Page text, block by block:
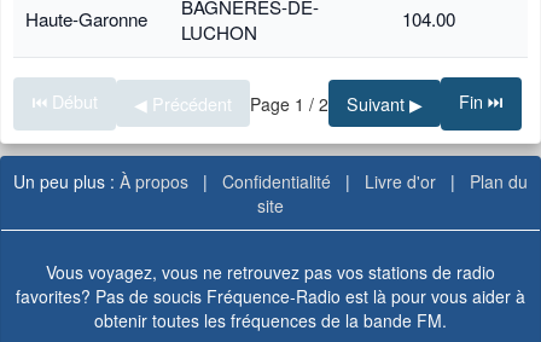
Haute-Garonne
BAGNÈRES-DE-
LUCHON
104.00
⏮ Début ◀ Précédent Page 1 / 2 Suivant ▶ Fin ⏭
Un peu plus : À propos | Confidentialité | Livre d'or | Plan du
site
Vous voyagez, vous ne retrouvez pas vos stations de radio
favorites? Pas de soucis Fréquence-Radio est là pour vous aider à
obtenir toutes les fréquences de la bande FM.